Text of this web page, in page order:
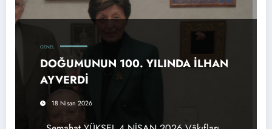
GENEL
DOĞUMUNUN 100. YILINDA İLHAN
AYVERDİ
18 Nisan 2026